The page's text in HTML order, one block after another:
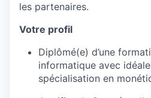
les partenaires.
Votre profil
Diplômé(e) d’une
informatique avec
spécialisation en